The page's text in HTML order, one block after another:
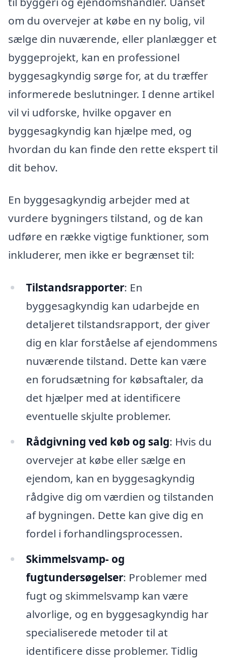
om du overvejer at købe en ny bolig, vil
sælge din nuværende, eller planlægger et
byggeprojekt, kan en professionel
byggesagkyndig sørge for, at du træffer
informerede beslutninger. I denne artikel
vil vi udforske, hvilke opgaver en
byggesagkyndig kan hjælpe med, og
hvordan du kan finde den rette ekspert til
dit behov.
En byggesagkyndig arbejder med at
vurdere bygningers tilstand, og de kan
udføre en række vigtige funktioner, som
inkluderer, men ikke er begrænset til:
Tilstandsrapporter: En
byggesagkyndig kan udarbejde en
detaljeret tilstandsrapport, der giver
dig en klar forståelse af ejendommens
nuværende tilstand. Dette kan være
en forudsætning for købsaftaler, da
det hjælper med at identificere
eventuelle skjulte problemer.
Rådgivning ved køb og salg: Hvis du
overvejer at købe eller sælge en
ejendom, kan en byggesagkyndig
rådgive dig om værdien og tilstanden
af bygningen. Dette kan give dig en
fordel i forhandlingsprocessen.
Skimmelsvamp- og
fugtundersøgelser: Problemer med
fugt og skimmelsvamp kan være
alvorlige, og en byggesagkyndig har
specialiserede metoder til at
identificere disse problemer. Tidlig